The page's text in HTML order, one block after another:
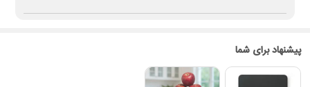
پیشنهاد برای شما